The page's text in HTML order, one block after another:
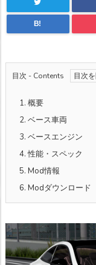
B!
目次 - Contents
1. 概要
2. ベース車両
3. ベースエンジン
4.性能・スペック
5. Mod情報
6. Modダウンロード